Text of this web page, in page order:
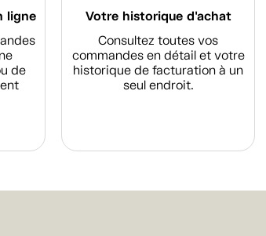
ligne
de
Votre historique d'achat
Consultez toutes vos
commandes en détail et votre
historique de facturation à un
seul endroit.